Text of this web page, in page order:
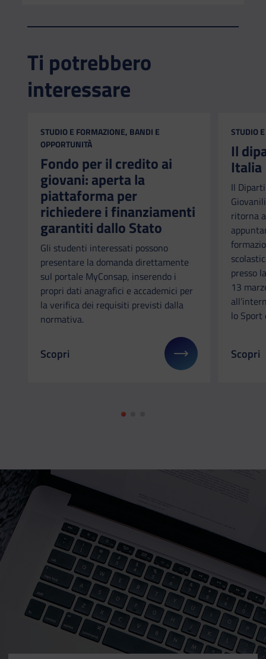
Ti potrebbero
interessare
CATEGORIA:
STUDIO E FORMAZIONE, BANDI E
OPPORTUNITÀ
Fondo per il credito ai
giovani: aperta la
piattaforma per
richiedere i finanziamenti
garantiti dallo Stato
Gli studenti interessati possono
presentare la domanda direttamente
sul portale MyConsap, inserendo i
propri dati anagrafici e accademici per
la verifica dei requisiti previsti dalla
normativa.
Il link ti porterà ad avere maggiori dettagli su:
Scopri
STUDIO
Il
Italia
Il
ritorna
presso
13
lo Sport
Il link
Scopri